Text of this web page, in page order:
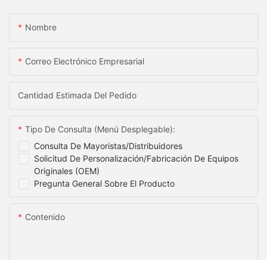
Nombre
Correo Electrónico Empresarial
Cantidad Estimada Del Pedido
Consulta De Mayoristas/distribuidores
Solicitud De Personalización/fabricación De Equipos
Originales (OEM)
Pregunta General Sobre El Producto
Tipo De Consulta (menú Desplegable):
Contenido